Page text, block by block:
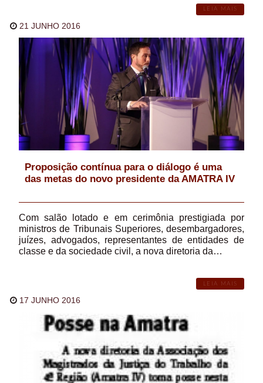
LEIA MAIS
21 JUNHO 2016
Proposição contínua para o diálogo é uma
das metas do novo presidente da AMATRA IV
Com salão lotado e em cerimônia prestigiada por
ministros de Tribunais Superiores, desembargadores,
juízes, advogados, representantes de entidades de
classe e da sociedade civil, a nova diretoria da…
LEIA MAIS
17 JUNHO 2016